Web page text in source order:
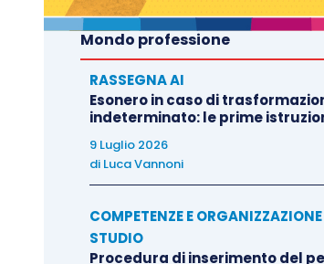
Mondo professione
RASSEGNA AI
Esonero in caso di
indeterminato: le prime
9 Luglio 2026
di Luca Vannoni
COMPETENZE E
STUDIO
Procedura di inserimento del